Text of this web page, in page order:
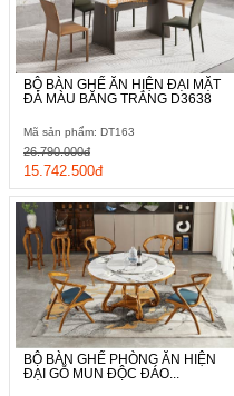
BỘ BÀN GHẾ ĂN HIỆN ĐẠI MẶT
ĐÁ MÀU BĂNG TRẮNG D3638
Mã sản phẩm: DT163
15.742.500đ
26.790.000đ
BỘ BÀN GHẾ PHÒNG ĂN HIỆN
ĐẠI GỖ MUN ĐỘC ĐÁO...